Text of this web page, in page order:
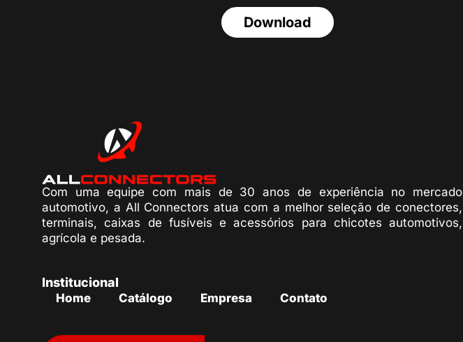
Download
Com uma equipe com mais de 30 anos de experiência no mercado
automotivo, a All Connectors atua com a melhor seleção de conectores,
terminais, caixas de fusíveis e acessórios para chicotes automotivos,
agrícola e pesada.
Institucional
Home Catálogo Empresa Contato